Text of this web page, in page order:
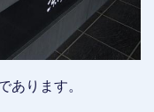
あります。